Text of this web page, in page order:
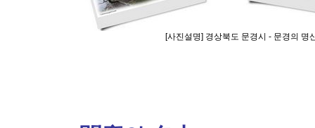
[사진설명] 경상북도 문경시 - 문경의 명